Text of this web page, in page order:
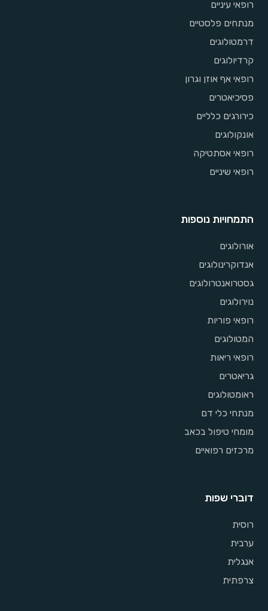
רופאי עיניים
מנתחים פלסטיים
דרמטולוגים
קרדיולוגים
רופאי אף אוזן וגרון
פסיכיאטרים
כירורגים כלליים
אונקולוגים
רופאי אסתטיקה
רופאי שיניים
התמחויות נוספות
אורולוגים
אנדוקרינולוגים
גסטרואנטרולוגים
נוירולוגים
רופאי פוריות
המטולוגים
רופאי ריאות
גריאטרים
ראומטולוגים
מנתחי כלי דם
מומחי טיפול בכאב
מרכזים רפואיים
דוברי שפות
רוסית
ערבית
אנגלית
צרפתית